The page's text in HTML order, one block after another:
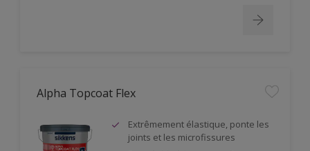
Alpha Topcoat Flex
Extrêmement élastique, ponte les
joints et les microfissures